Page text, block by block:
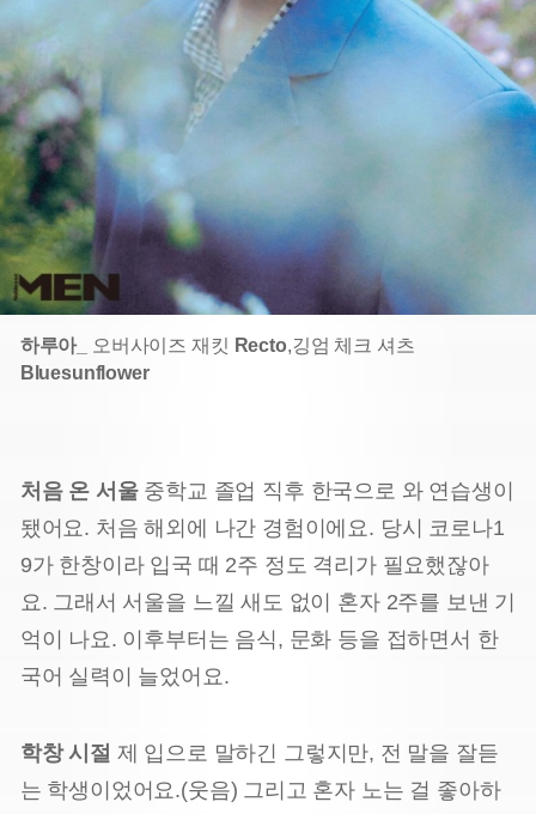
하루아_ 오버사이즈 재킷 Recto,깅엄 체크 셔츠
Bluesunflower
처음 온 서울 중학교 졸업 직후 한국으로 와 연습생이
됐어요. 처음 해외에 나간 경험이에요. 당시 코로나1
9가 한창이라 입국 때 2주 정도 격리가 필요했잖아
요. 그래서 서울을 느낄 새도 없이 혼자 2주를 보낸 기
억이 나요. 이후부터는 음식, 문화 등을 접하면서 한
국어 실력이 늘었어요.
학창 시절 제 입으로 말하긴 그렇지만, 전 말을 잘듣
는 학생이었어요.(웃음) 그리고 혼자 노는 걸 좋아하